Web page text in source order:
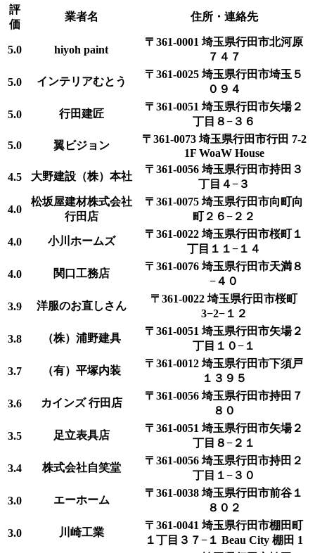
評
価
業者名 住所・連絡先
5.0 hiyoh paint
〒361-0001 埼玉県行田市北河原
７４７
5.0 インテリアむとう
〒361-0025 埼玉県行田市埼玉５
０９４
5.0 行田建匠
〒361-0051 埼玉県行田市矢場２
丁目８−３６
5.0
翼ビジョン
〒361-0073 埼玉県行田市行田 7-2
1F WoaW House
4.5
大野建設（株）本社
〒361-0056 埼玉県行田市持田３
丁目４−３
4.0
松坂屋建材株式会社
行田店
〒361-0075 埼玉県行田市向町向
町２６−２２
4.0 小川ホームズ
〒361-0022 埼玉県行田市桜町１
丁目１１−１４
4.0 関口工務店
〒361-0076 埼玉県行田市天満８
−４０
3.9 洋服のお直しさん
〒361-0022 埼玉県行田市桜町
3−2−１２
3.8 （株）浦野建具
〒361-0051 埼玉県行田市矢場２
丁目１０−１
3.7 （有）平塚内装
〒361-0012 埼玉県行田市下須戸
１３９５
3.6 カインズ 行田店
〒361-0056 埼玉県行田市持田７
８０
3.5 足立表具店
〒361-0051 埼玉県行田市矢場２
丁目８−２１
3.4 株式会社自笑堂
〒361-0056 埼玉県行田市持田２
丁目１−３０
3.0 エーホーム
〒361-0038 埼玉県行田市前谷１
８０２
3.0 川崎工業
〒361-0041 埼玉県行田市棚田町
１丁目３７−１ Beau City 棚田 1